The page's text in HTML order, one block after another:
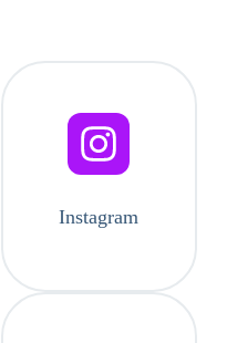
Instagram